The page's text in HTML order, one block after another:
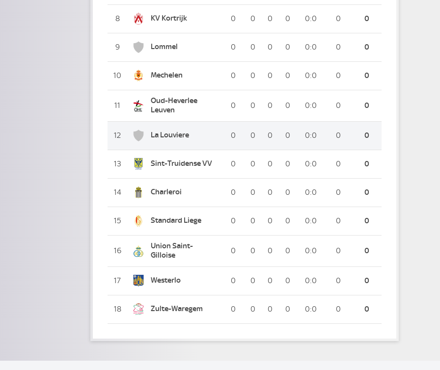
8 KV Kortrijk 0 0 0 0 0:0 0 0
9 Lommel 0 0 0 0 0:0 0 0
10 Mechelen 0 0 0 0 0:0 0 0
11
Oud-Heverlee
Leuven
0 0 0 0 0:0 0 0
12 La Louviere 0 0 0 0 0:0 0 0
13 Sint-Truidense VV 0 0 0 0 0:0 0 0
14 Charleroi 0 0 0 0 0:0 0 0
15 Standard Liege 0 0 0 0 0:0 0 0
16
Union Saint-
Gilloise
0 0 0 0 0:0 0 0
17 Westerlo 0 0 0 0 0:0 0 0
18 Zulte-Waregem 0 0 0 0 0:0 0 0